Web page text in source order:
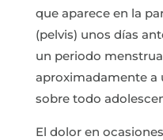
que aparece en la
(pelvis) unos días
un periodo
aproximadamente a
sobre todo
El dolor en